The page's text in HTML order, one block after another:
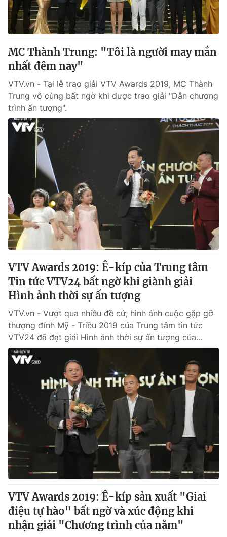
MC Thành Trung: "Tôi là người may mắn
nhất đêm nay"
VTV.vn - Tại lễ trao giải VTV Awards 2019, MC Thành
Trung vô cùng bất ngờ khi được trao giải "Dẫn chương
trình ấn tượng".
VTV Awards 2019: Ê-kíp của Trung tâm
Tin tức VTV24 bất ngờ khi giành giải
Hình ảnh thời sự ấn tượng
VTV.vn - Vượt qua nhiều đề cử, hình ảnh cuộc gặp gỡ
thượng đỉnh Mỹ - Triều 2019 của Trung tâm tin tức
VTV24 đã đạt giải Hình ảnh thời sự ấn tượng của...
VTV Awards 2019: Ê-kíp sản xuất "Giai
điệu tự hào" bất ngờ và xúc động khi
nhận giải "Chương trình của năm"